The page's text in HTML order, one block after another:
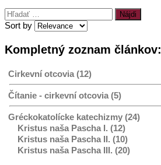
Hľadať:
Sort by
Kompletný zoznam článkov:
Cirkevní otcovia (12)
Čítanie - cirkevní otcovia (5)
Gréckokatolícke katechizmy (24)
Kristus naša Pascha I. (12)
Kristus naša Pascha II. (10)
Kristus naša Pascha III. (20)